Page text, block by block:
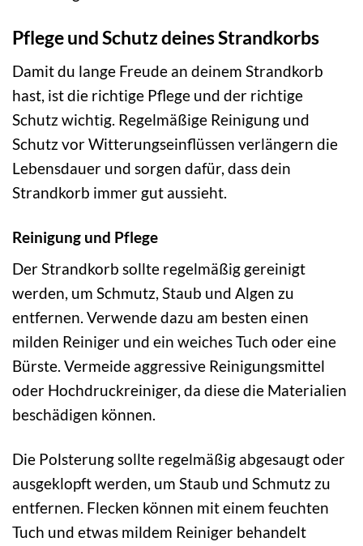
Pflege und Schutz deines Strandkorbs
Damit du lange Freude an deinem Strandkorb
hast, ist die richtige Pflege und der richtige
Schutz wichtig. Regelmäßige Reinigung und
Schutz vor Witterungseinflüssen verlängern die
Lebensdauer und sorgen dafür, dass dein
Strandkorb immer gut aussieht.
Reinigung und Pflege
Der Strandkorb sollte regelmäßig gereinigt
werden, um Schmutz, Staub und Algen zu
entfernen. Verwende dazu am besten einen
milden Reiniger und ein weiches Tuch oder eine
Bürste. Vermeide aggressive Reinigungsmittel
oder Hochdruckreiniger, da diese die Materialien
beschädigen können.
Die Polsterung sollte regelmäßig abgesaugt oder
ausgeklopft werden, um Staub und Schmutz zu
entfernen. Flecken können mit einem feuchten
Tuch und etwas mildem Reiniger behandelt